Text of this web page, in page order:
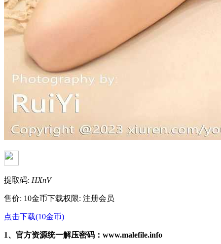
提取码: HXnV
售价: 10金币下载权限: 注册会员
点击下载(10金币)
1、官方资源统一解压密码：www.malefile.info